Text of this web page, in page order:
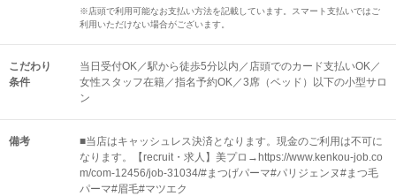
※店頭で利用可能なお支払い方法を記載しています。スマート支払いではご
利用いただけない場合がございます。
こだわり
条件
当日受付OK／駅から徒歩5分以内／店頭でのカード支払いOK／
女性スタッフ在籍／指名予約OK／3席（ベッド）以下の小型サロ
ン
備考
■当店はキャッシュレス決済となります。現金のご利用は不可に
なります。【recruit・求人】美プロ→https://www.kenkou-job.co
m/com-12456/job-31034/#まつげパーマ#パリジェンヌ#まつ毛
パーマ#眉毛#マツエク